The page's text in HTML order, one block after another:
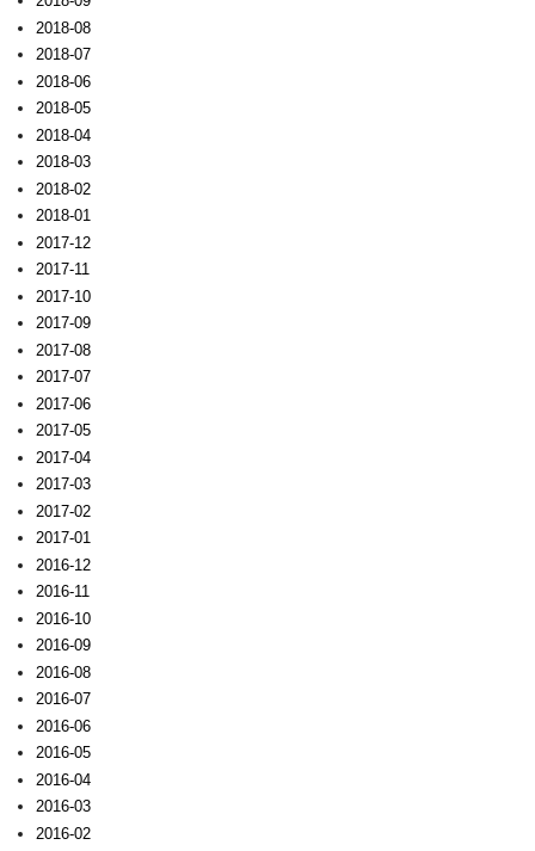
2018-08
2018-07
2018-06
2018-05
2018-04
2018-03
2018-02
2018-01
2017-12
2017-11
2017-10
2017-09
2017-08
2017-07
2017-06
2017-05
2017-04
2017-03
2017-02
2017-01
2016-12
2016-11
2016-10
2016-09
2016-08
2016-07
2016-06
2016-05
2016-04
2016-03
2016-02